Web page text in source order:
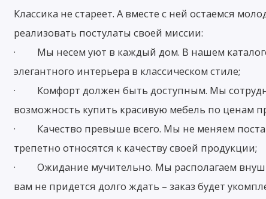
Классика не стареет. А вместе с ней остаемся
реализовать постулаты своей миссии:
· Мы несем уют в каждый дом. В нашем каталоге
элегантного интерьера в классическом стиле;
· Комфорт должен быть доступным. Мы
возможность купить красивую мебель по ценам
· Качество превыше всего. Мы не меняем
трепетно относятся к качеству своей продукции;
· Ожидание мучительно. Мы располагаем
вам не придется долго ждать – заказ будет